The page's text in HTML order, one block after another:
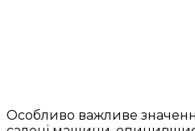
Особливо важливе